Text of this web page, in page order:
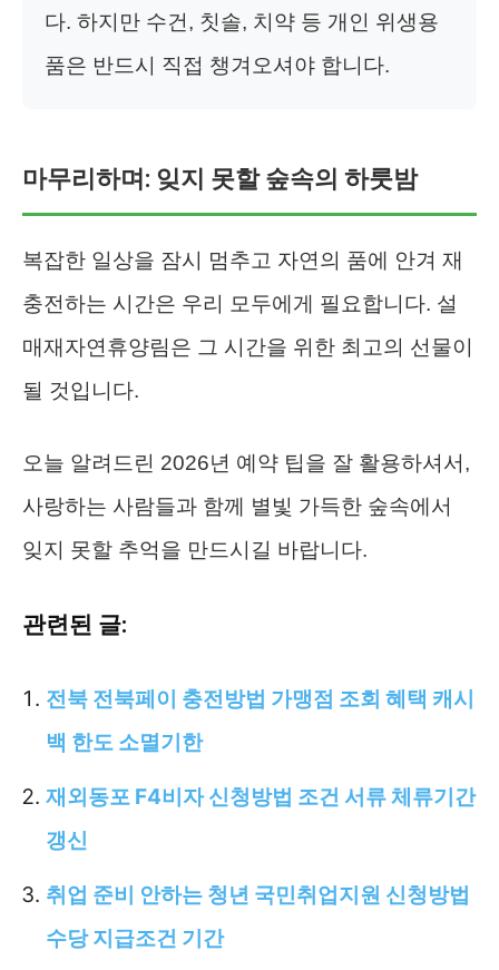
다. 하지만 수건, 칫솔, 치약 등 개인 위생용
품은 반드시 직접 챙겨오셔야 합니다.
마무리하며: 잊지 못할 숲속의 하룻밤
복잡한 일상을 잠시 멈추고 자연의 품에 안겨 재
충전하는 시간은 우리 모두에게 필요합니다. 설
매재자연휴양림은 그 시간을 위한 최고의 선물이
될 것입니다.
오늘 알려드린 2026년 예약 팁을 잘 활용하셔서,
사랑하는 사람들과 함께 별빛 가득한 숲속에서
잊지 못할 추억을 만드시길 바랍니다.
관련된 글:
전북 전북페이 충전방법 가맹점 조회 혜택 캐시
백 한도 소멸기한
재외동포 F4비자 신청방법 조건 서류 체류기간
갱신
취업 준비 안하는 청년 국민취업지원 신청방법
수당 지급조건 기간